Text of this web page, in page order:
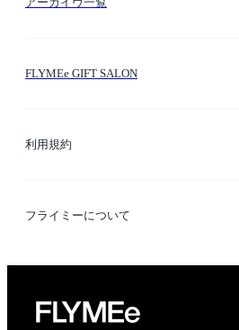
FLYMEe GIFT SALON
利用規約
利用規約
フライミーについて